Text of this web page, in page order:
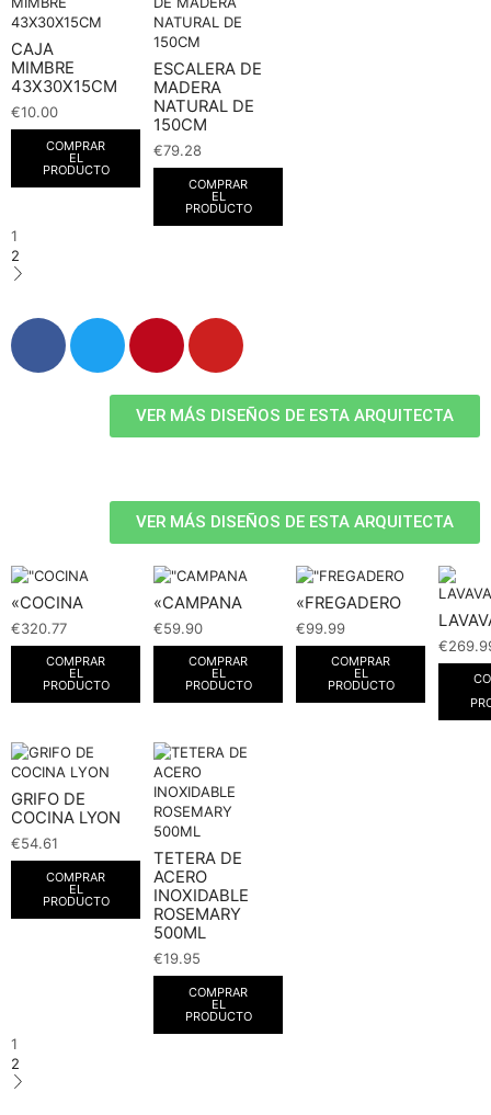
CAJA
MIMBRE
43X30X15CM
€10.00
COMPRAR
EL
PRODUCTO
ESCALERA DE
MADERA
NATURAL DE
150CM
€79.28
COMPRAR
EL
PRODUCTO
1
2
VER MÁS DISEÑOS DE ESTA ARQUITECTA
VER MÁS DISEÑOS DE ESTA ARQUITECTA
«COCINA
€320.77
COMPRAR
EL
PRODUCTO
«CAMPANA
€59.90
COMPRAR
EL
PRODUCTO
«FREGADERO
€99.99
COMPRAR
EL
PRODUCTO
€
GRIFO DE
COCINA LYON
€54.61
COMPRAR
EL
PRODUCTO
TETERA DE
ACERO
INOXIDABLE
ROSEMARY
500ML
€19.95
COMPRAR
EL
PRODUCTO
1
2